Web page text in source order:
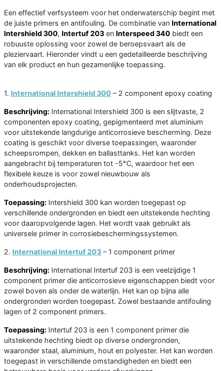
Een effectief verfsysteem voor het onderwaterschip begint met
de juiste primers en antifouling. De combinatie van International
Intershield 300, Intertuf 203 en Interspeed 340 biedt een
robuuste oplossing voor zowel de beroepsvaart als de
pleziervaart. Hieronder vindt u een gedetailleerde beschrijving
van elk product en hun gezamenlijke toepassing.
1. International Intershield 300 – 2 component epoxy coating
Beschrijving: International Intershield 300 is een slijtvaste, 2
componenten epoxy coating, gepigmenteerd met aluminium
voor uitstekende langdurige anticorrosieve bescherming. Deze
coating is geschikt voor diverse toepassingen, waaronder
scheepsrompen, dekken en ballasttanks. Het kan worden
aangebracht bij temperaturen tot -5°C, waardoor het een
flexibele keuze is voor zowel nieuwbouw als
onderhoudsprojecten.
Toepassing: Intershield 300 kan worden toegepast op
verschillende ondergronden en biedt een uitstekende hechting
voor daaropvolgende lagen. Het wordt vaak gebruikt als
universele primer in corrosiebeschermingssystemen.
2. International Intertuf 203 – 1 component primer
Beschrijving: International Intertuf 203 is een veelzijdige 1
component primer die anticorrosieve eigenschappen biedt voor
zowel boven als onder de waterlijn. Het kan op bijna alle
ondergronden worden toegepast. Zowel bestaande antifouling
lagen of 2 component primers.
Toepassing: Intertuf 203 is een 1 component primer die
uitstekende hechting biedt op diverse ondergronden,
waaronder staal, aluminium, hout en polyester. Het kan worden
toegepast in verschillende omstandigheden en biedt een